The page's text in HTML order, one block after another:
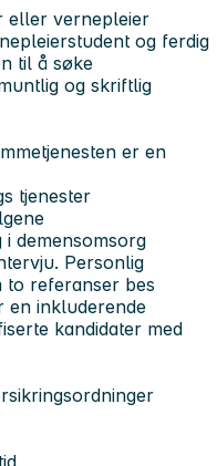
eller vernepleier
og ferdig
til å søke
og skriftlig
er en
tjenester
demensomsorg
Personlig
to referanser bes
en inkluderende
kandidater med